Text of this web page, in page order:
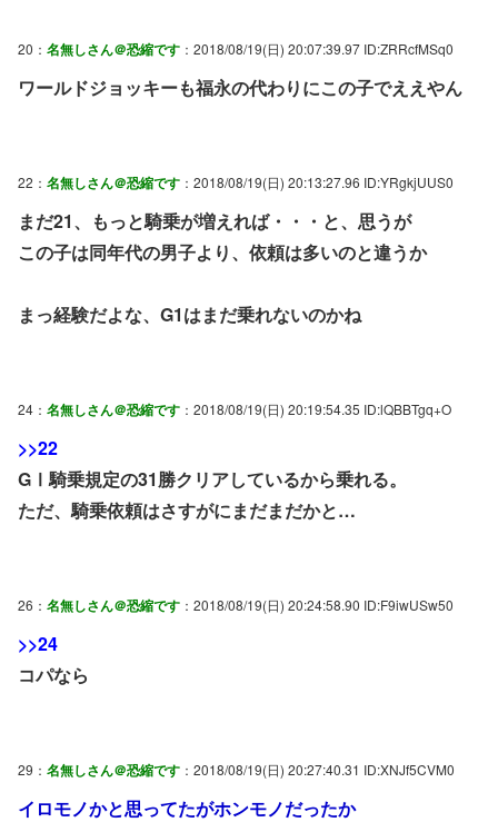
20： 名無しさん＠恐縮です ：2018/08/19(日) 20:07:39.97 ID:ZRRcfMSq0
ワールドジョッキーも福永の代わりにこの子でええやん
22： 名無しさん＠恐縮です ：2018/08/19(日) 20:13:27.96 ID:YRgkjUUS0
まだ21、もっと騎乗が増えれば・・・と、思うが
この子は同年代の男子より、依頼は多いのと違うか
まっ経験だよな、G1はまだ乗れないのかね
24： 名無しさん＠恐縮です ：2018/08/19(日) 20:19:54.35 ID:lQBBTgq+O
>>22
GⅠ騎乗規定の31勝クリアしているから乗れる。
ただ、騎乗依頼はさすがにまだまだかと…
26： 名無しさん＠恐縮です ：2018/08/19(日) 20:24:58.90 ID:F9iwUSw50
>>24
コパなら
29： 名無しさん＠恐縮です ：2018/08/19(日) 20:27:40.31 ID:XNJf5CVM0
イロモノかと思ってたがホンモノだったか